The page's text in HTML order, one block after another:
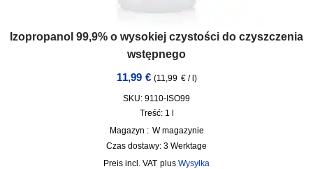
Izopropanol 99,9% o wysokiej czystości do czyszczenia
wstępnego
11,99 € (11,99 €/ )
SKU: 9110-ISO99
Treść: 1 l
Magazyn : W magazynie
Czas dostawy: 3 Werktage
incl. VAT plus Wysyłka